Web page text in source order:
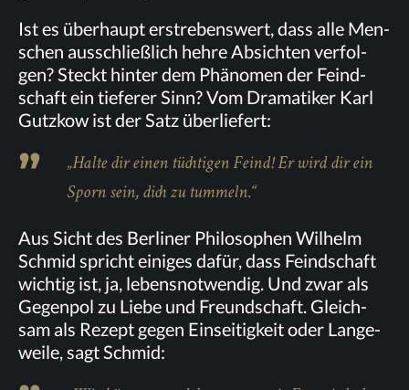
Ist es über­haupt er­stre­bens­wert, dass alle Men­
schen aus­schließ­lich heh­re Ab­sich­ten ver­fol­
gen? Steckt hin­ter dem Phä­no­men der Feind­
schaft ein tie­fe­rer Sinn? Vom Dra­ma­ti­ker Karl
Gutz­kow ist der Satz über­lie­fert:
„Hal­te dir ei­nen tüch­ti­gen Feind! Er wird dir ein
Sporn sein, dich zu tum­meln.“
Aus Sicht des Ber­li­ner Phi­lo­so­phen Wil­helm
Schmid spricht ei­ni­ges da­für, dass Feind­schaft
wich­tig ist, ja, le­bens­not­wen­dig. Und zwar als
Ge­gen­pol zu Lie­be und Freund­schaft. Gleich­
sam als Re­zept ge­gen Ein­sei­tig­keit oder Lan­ge­
wei­le, sagt Schmid: